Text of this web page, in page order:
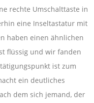
rechte Umschalttaste in
eine Inseltastatur mit
haben einen ähnlichen
flüssig und wir fanden
ist zum
ein deutliches
dem sich jemand, der